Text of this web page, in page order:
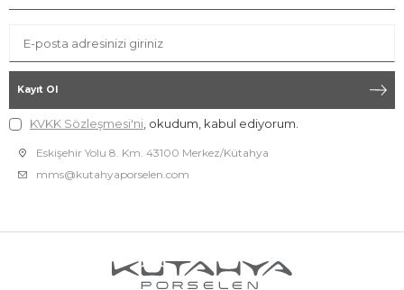
Kayıt Ol
KVKK Sözleşmesi'ni , okudum, kabul ediyorum.
Eskişehir Yolu 8. Km. 43100 Merkez/Kütahya
mms@kutahyaporselen.com